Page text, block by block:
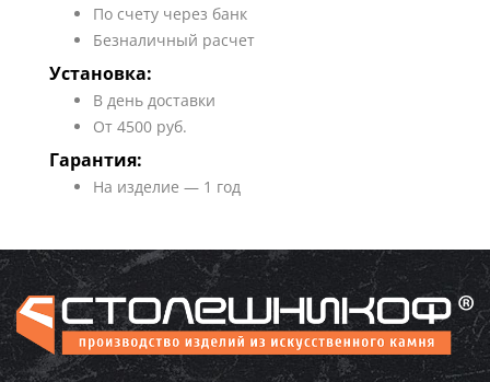
По счету через банк
Безналичный расчет
Установка:
В день доставки
От 4500 руб.
Гарантия:
На изделие — 1 год